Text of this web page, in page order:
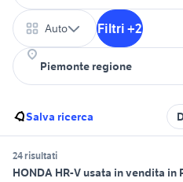
Auto Filtri +2
Salva ricerca
24 risultati
HONDA HR-V usata in vendita in